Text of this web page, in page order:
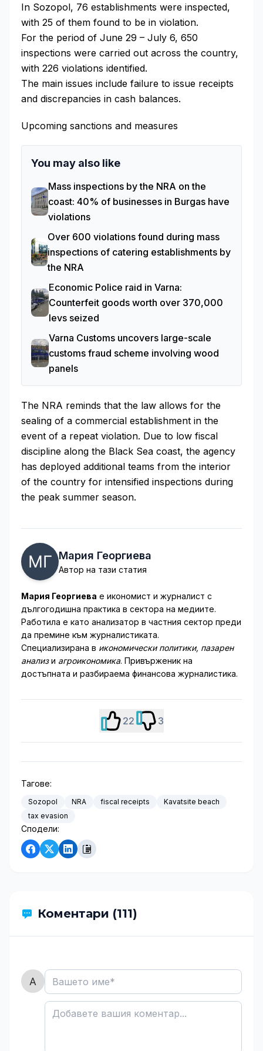
In Sozopol, 76 establishments were inspected,
with 25 of them found to be in violation.
For the period of June 29 – July 6, 650
inspections were carried out across the country,
with 226 violations identified.
The main issues include failure to issue receipts
and discrepancies in cash balances.
Upcoming sanctions and measures
You may also like
Mass inspections by the NRA on the
coast: 40% of businesses in Burgas have
violations
Over 600 violations found during mass
inspections of catering establishments by
the NRA
Economic Police raid in Varna:
Counterfeit goods worth over 370,000
levs seized
Varna Customs uncovers large-scale
customs fraud scheme involving wood
panels
The NRA reminds that the law allows for the
sealing of a commercial establishment in the
event of a repeat violation. Due to low fiscal
discipline along the Black Sea coast, the agency
has deployed additional teams from the interior
of the country for intensified inspections during
the peak summer season.
Мария Георгиева
Автор на тази статия
Мария Георгиева е икономист и журналист с
дългогодишна практика в сектора на медиите.
Работила е като анализатор в частния сектор преди
да премине към журналистиката.
Специализирана в икономически политики, пазарен
анализи агроикономика. Привърженик на
достъпната и разбираема финансова журналистика.
22 3
Тагове:
Sozopol NRA fiscal receipts
Kavatsite beach
tax evasion
Сподели:
Коментари (111)